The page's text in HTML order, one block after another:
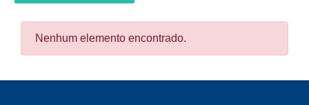
Nenhum elemento encontrado.